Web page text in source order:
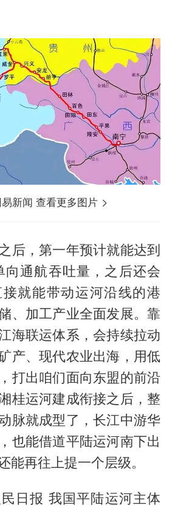
新闻 查看更多图片
后，第一年预计就能达到
向通航吞吐量，之后还会
就能带动运河沿线的港
、加工产业全面发展。靠
海联运体系，会持续拉动
产、现代农业出海，用低
打出咱们面向东盟的前沿
桂运河建成衔接之后，整
脉就成型了，长江中游华
也能借道平陆运河南下出
能再往上提一个层级。
日报 我国平陆运河主体